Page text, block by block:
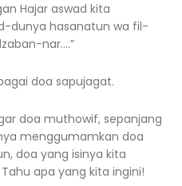
Hajar aswad kita
dunya hasanatun wa fil-
nar….”
doa sapujagat.
doa muthowif, sepanjang
menggumamkan doa
doa yang isinya kita
apa yang kita ingini!